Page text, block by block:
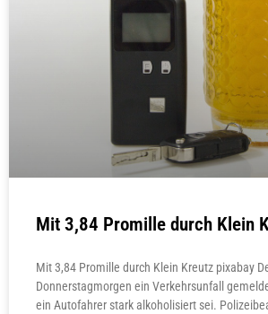
Mit 3,84 Promille durch Klein
Mit 3,84 Promille durch Klein Kreutz pixabay
Donnerstagmorgen ein Verkehrsunfall
ein Autofahrer stark alkoholisiert sei.